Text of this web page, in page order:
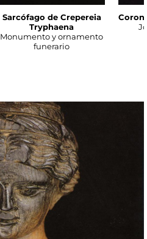
Sarcófago de Crepereia
Tryphaena
Monumento y ornamento
funerario